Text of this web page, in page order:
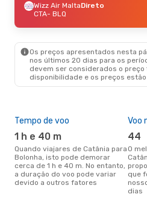
Wizz Air MaltaDireto
CTA- BLQ
Os preços apresentados nesta
nos últimos 20 dias para os
devem ser considerados o preço
disponibilidade e os preços
Tempo de voo
1 h e 40 m
Quando viajares de Catânia para
Bolonha, isto pode demorar
cerca de 1 h e 40 m. No entanto,
a duração do voo pode variar
devido a outros fatores
Voo
44
O melhor preço para voos de
que
dias